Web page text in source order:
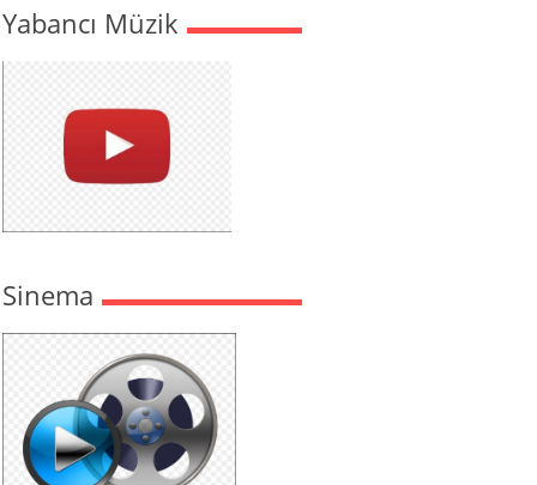
Yabancı Müzik
Sinema